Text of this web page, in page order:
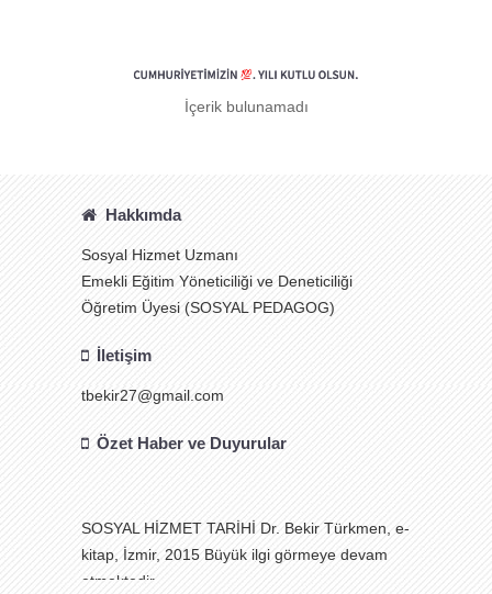
İçerik bulunamadı
Hakkımda
Sosyal Hizmet Uzmanı
Emekli Eğitim Yöneticiliği ve Deneticiliği
Öğretim Üyesi (SOSYAL PEDAGOG)
İletişim
tbekir27@gmail.com
Özet Haber ve Duyurular
SOSYAL HİZMET TARİHİ Dr. Bekir Türkmen, e-
kitap, İzmir, 2015 Büyük ilgi görmeye devam
etmektedir.